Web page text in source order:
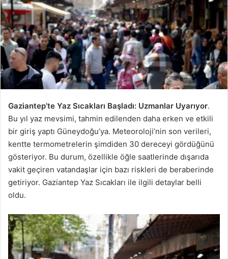
Gaziantep’te Yaz Sıcakları Başladı: Uzmanlar Uyarıyor.
Bu yıl yaz mevsimi, tahmin edilenden daha erken ve etkili
bir giriş yaptı Güneydoğu’ya. Meteoroloji’nin son verileri,
kentte termometrelerin şimdiden 30 dereceyi gördüğünü
gösteriyor. Bu durum, özellikle öğle saatlerinde dışarıda
vakit geçiren vatandaşlar için bazı riskleri de beraberinde
getiriyor. Gaziantep Yaz Sıcakları ile ilgili detaylar belli
oldu.